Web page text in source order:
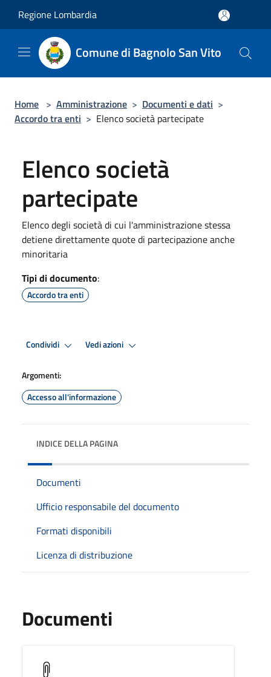
Regione Lombardia
Comune di Bagnolo San Vito
Home > Amministrazione > Documenti e dati >
Accordo tra enti > Elenco società partecipate
Elenco società
partecipate
Elenco degli società di cui l'amministrazione stessa
detiene direttamente quote di partecipazione anche
minoritaria
Tipi di documento:
Accordo tra enti
Condividi Vedi azioni
Argomenti:
Accesso all'informazione
INDICE DELLA PAGINA
Documenti
Ufficio responsabile del documento
Formati disponibili
Licenza di distribuzione
Documenti